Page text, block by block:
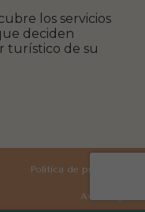
los servicios
deciden
turístico de su
Política de privacidad
Aviso legal